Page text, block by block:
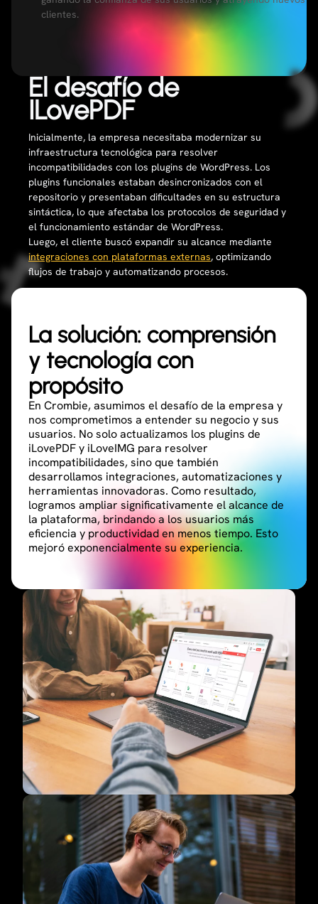
clientes.
El desafío de
ILovePDF
Inicialmente, la empresa necesitaba modernizar su
infraestructura tecnológica para resolver
incompatibilidades con los plugins de WordPress. Los
plugins funcionales estaban desincronizados con el
repositorio y presentaban dificultades en su estructura
sintáctica, lo que afectaba los protocolos de seguridad y
el funcionamiento estándar de WordPress.
Luego, el cliente buscó expandir su alcance mediante
integraciones con plataformas externas, optimizando
flujos de trabajo y automatizando procesos.
La solución: comprensión
y tecnología con
propósito
En Crombie, asumimos el desafío de la empresa y
nos comprometimos a entender su negocio y sus
usuarios. No solo actualizamos los plugins de
iLovePDF y iLoveIMG para resolver
incompatibilidades, sino que también
desarrollamos integraciones, automatizaciones y
herramientas innovadoras. Como resultado,
logramos ampliar significativamente el alcance de
la plataforma, brindando a los usuarios más
eficiencia y productividad en menos tiempo. Esto
mejoró exponencialmente su experiencia.